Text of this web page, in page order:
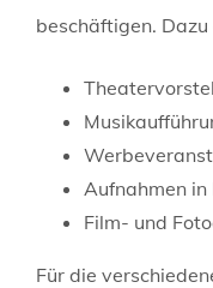
beschäftigen.
Aufnahmen in
Film- und
Für die